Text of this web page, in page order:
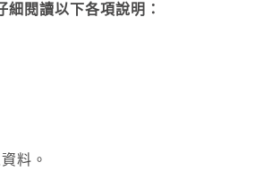
閱讀以下各項說明：
料。